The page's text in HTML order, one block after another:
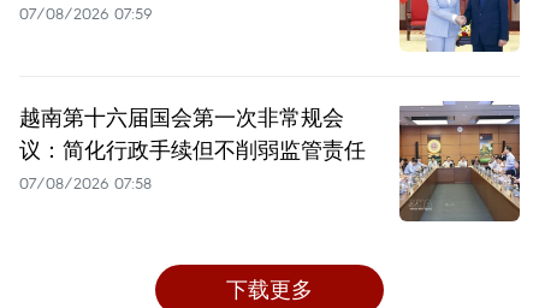
07/08/2026 07:59
越南第十六届国会第一次非常规会
议：简化行政手续但不削弱监管责任
07/08/2026 07:58
下载更多